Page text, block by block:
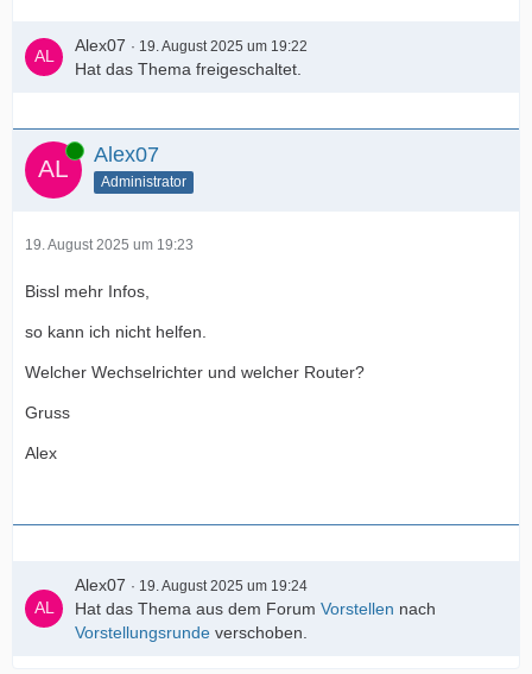
Alex07 19. August 2025 um 19:22
Hat das Thema freigeschaltet.
Online Alex07
Administrator
19. August 2025 um 19:23
Bissl mehr Infos,
so kann ich nicht helfen.
Welcher Wechselrichter und welcher Router?
Gruss
Alex
Alex07 19. August 2025 um 19:24
Hat das Thema aus dem Forum Vorstellen nach
Vorstellungsrunde verschoben.